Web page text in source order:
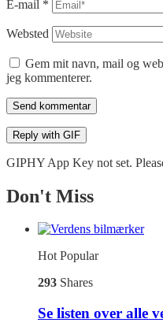
E-mail *
Websted
Gem mit navn, mail og
jeg kommenterer.
Send kommentar
Reply with GIF
GIPHY App Key not set.
Don't Miss
HotPopular
293 Shares
Se listen over alle